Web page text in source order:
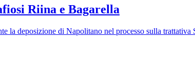
Riina e Bagarella
la deposizione di Napolitano nel processo sulla trattativa